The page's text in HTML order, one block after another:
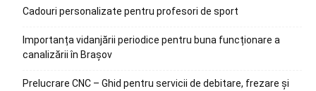
Cadouri personalizate pentru profesori de sport
Importanța vidanjării periodice pentru buna funcționare a
canalizării în Brașov
Prelucrare CNC – Ghid pentru servicii de debitare, frezare și